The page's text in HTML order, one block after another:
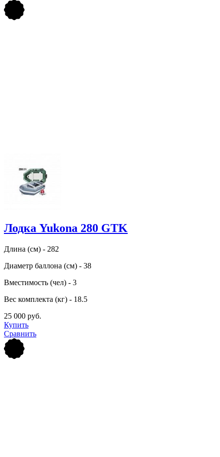
Лодка Yukona 280 GTK
Длина (см) - 282
Диаметр баллона (см) - 38
Вместимость (чел) - 3
Вес комплекта (кг) - 18.5
25 000 руб.
Купить
Сравнить